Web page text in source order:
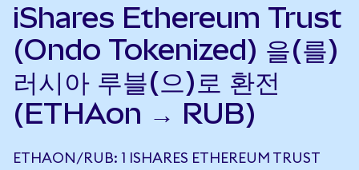
iShares Ethereum Trust
(Ondo Tokenized) 을(를)
러시아 루블(으)로 환전
(ETHAon → RUB)
ETHAON/RUB: 1 ISHARES ETHEREUM TRUST